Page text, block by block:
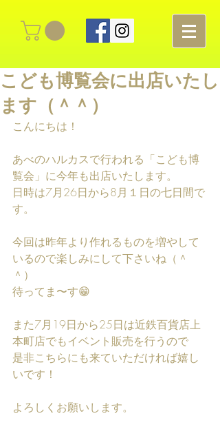
こども博覧会に出店いたし
ます（＾＾）
こんにちは！
あべのハルカスで行われる「こども博
覧会」に今年も出店いたします。
日時は7月26日から8月１日の七日間で
す。
今回は昨年より作れるものを増やして
いるので楽しみにして下さいね（＾
＾）
待ってま〜す😁
また7月19日から25日は近鉄百貨店上
本町店でもイベント販売を行うので
是非こちらにも来ていただければ嬉し
いです！
よろしくお願いします。